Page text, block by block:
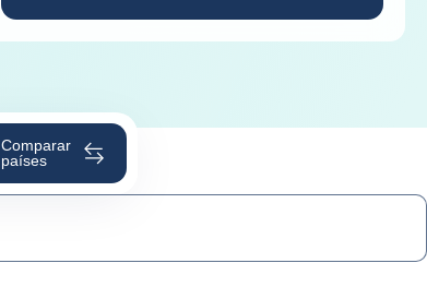
Comparar
países